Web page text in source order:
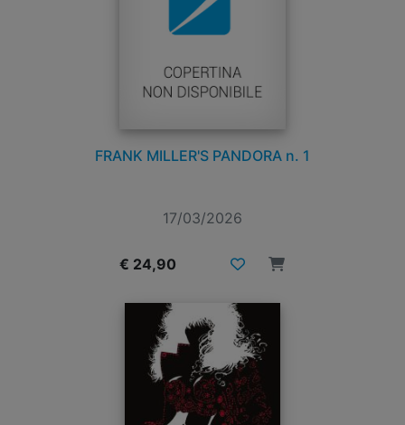
FRANK MILLER'S PANDORA n. 1
17/03/2026
€ 24,90